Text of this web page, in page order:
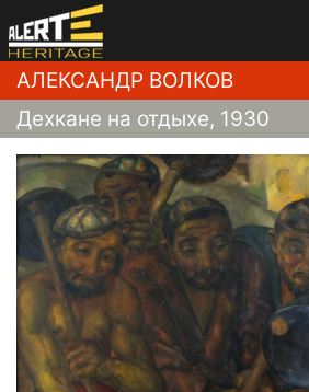
АЛЕКСАНДР ВОЛКОВ
Дехкане на отдыхе, 1930